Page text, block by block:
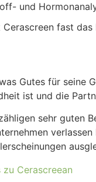
und
fast
Gutes für seine
ist und die
sehr guten
Cerascreean